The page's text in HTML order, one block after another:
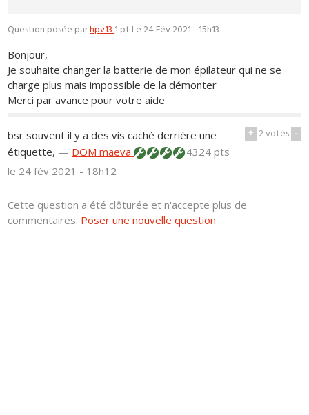
Question posée parhpv131 pt Le 24 Fév 2021 - 15h13
Bonjour,
Je souhaite changer la batterie de mon épilateur qui ne se
charge plus mais impossible de la démonter
Merci par avance pour votre aide
+ 2votes -
bsr souvent il y a des vis caché derrière une
étiquette, — DOM maeva
4324 pts
le 24 fév 2021 - 18h12
Cette question a été clôturée et n'accepte plus de
commentaires. Poser une nouvelle question